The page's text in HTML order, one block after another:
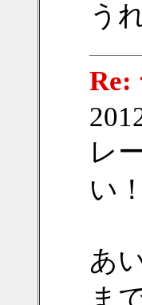
う
Re:
レ
い！
あ
ま